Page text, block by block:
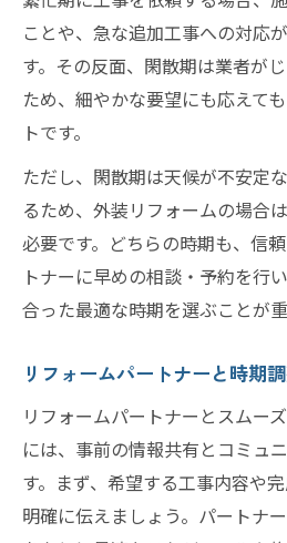
ことや、急な追加工事への対応
す。その反面、閑散期は業者が
ため、細やかな要望にも応えて
トです。
ただし、閑散期は天候が不安定
るため、外装リフォームの場合
必要です。どちらの時期も、信
トナーに早めの相談・予約を行
合った最適な時期を選ぶことが重
リフォームパートナーと時期
リフォームパートナーとスムー
には、事前の情報共有とコミュ
す。まず、希望する工事内容や
明確に伝えましょう。パートナ